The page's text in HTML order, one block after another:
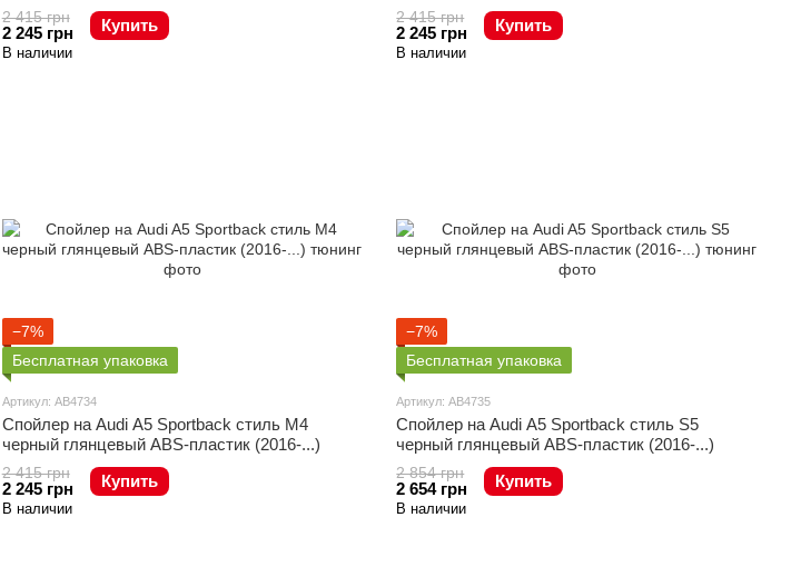
2 415 грн
2 245 грн Купить
В наличии
2 415 грн
2 245 грн Купить
В наличии
−7%
Бесплатная упаковка
Артикул: AB4734
Спойлер на Audi A5 Sportback стиль M4
черный глянцевый ABS-пластик (2016-...)
2 415 грн
2 245 грн Купить
В наличии
−7%
Бесплатная упаковка
Артикул: AB4735
Спойлер на Audi A5 Sportback стиль S5
черный глянцевый ABS-пластик (2016-...)
2 854 грн
2 654 грн Купить
В наличии